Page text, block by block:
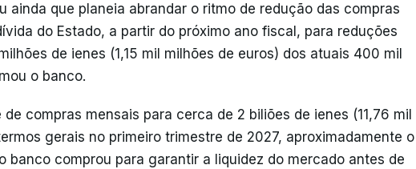
ainda que planeia abrandar o ritmo de redução das compras
do Estado, a partir do próximo ano fiscal, para reduções
de ienes (1,15 mil milhões de euros) dos atuais 400 mil
o banco.
de compras mensais para cerca de 2 biliões de ienes (11,76 mil
gerais no primeiro trimestre de 2027, aproximadamente o
banco comprou para garantir a liquidez do mercado antes de